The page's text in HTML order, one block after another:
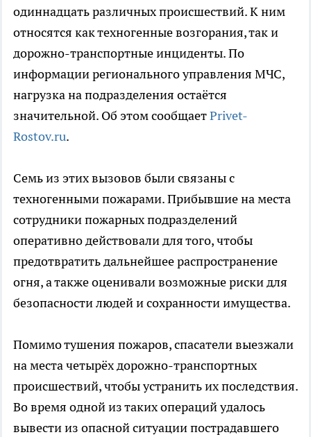
одиннадцать различных происшествий. К ним
относятся как техногенные возгорания, так и
дорожно-транспортные инциденты. По
информации регионального управления МЧС,
нагрузка на подразделения остаётся
значительной. Об этом сообщаетPrivet-
Rostov.ru.
Семь из этих вызовов были связаны с
техногенными пожарами. Прибывшие на места
сотрудники пожарных подразделений
оперативно действовали для того, чтобы
предотвратить дальнейшее распространение
огня, а также оценивали возможные риски для
безопасности людей и сохранности имущества.
Помимо тушения пожаров, спасатели выезжали
на места четырёх дорожно-транспортных
происшествий, чтобы устранить их последствия.
Во время одной из таких операций удалось
вывести из опасной ситуации пострадавшего